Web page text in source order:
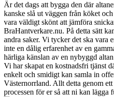
Är det dags att bygga den där
kanske slå ut väggen från köket
vara väldigt skönt att jämföra
BraHantverkare.nu. På detta sätt
andra saker. Vi tycker det ska vara
inte en dålig erfarenhet av en
härliga känslan av en nybyggd
Vi har skapat en kostnadsfri tjänst
enkelt och smidigt kan samla in
Västernorrland. Allt detta genom
processen för er så att ni kan lägga